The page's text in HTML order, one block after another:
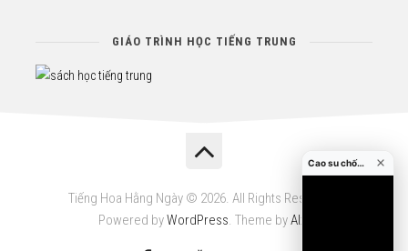
GIÁO TRÌNH HỌC TIẾNG TRUNG
Tiếng Hoa Hằng Ngày © 2026. All Rights Reserved.
Powered byWordPress . Theme byAlx
Cao su chống va đập cửa